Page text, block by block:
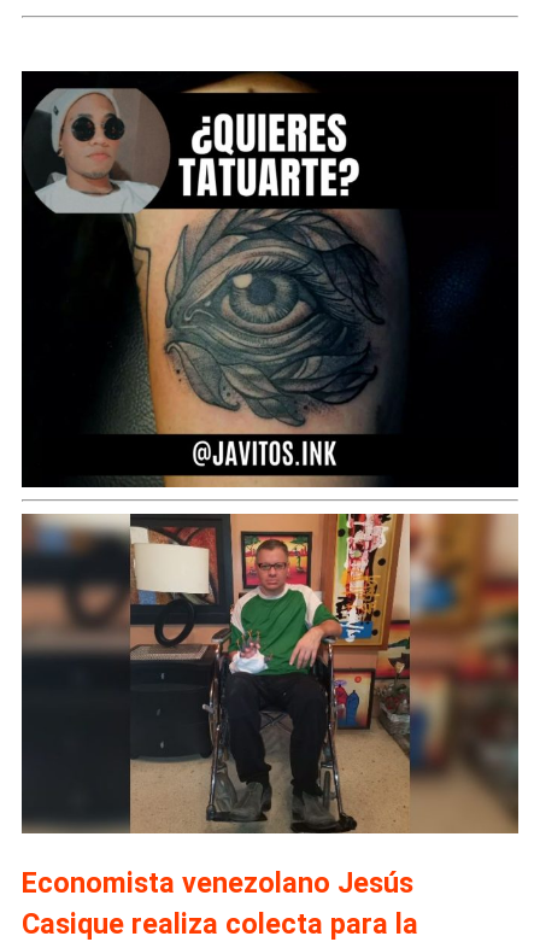
Economista venezolano Jesús
Casique realiza colecta para la